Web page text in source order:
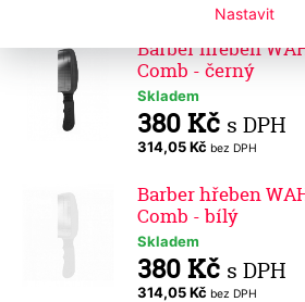
Nastavit
Barber hřeben
Comb - černý
Skladem
380 Kč s DPH
314,05 Kč bez DPH
Barber hřeben
Comb - bílý
Skladem
380 Kč s DPH
314,05 Kč bez DPH